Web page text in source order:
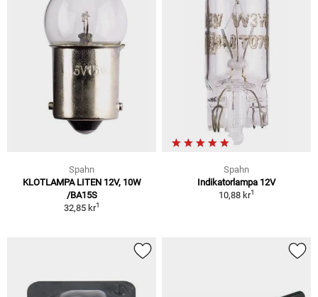
Spahn
KLOTLAMPA LITEN 12V, 10W
/BA15S
32,85 kr1
Spahn
Indikatorlampa 12V
10,88 kr1